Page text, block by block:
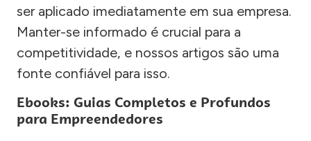
ser aplicado imediatamente em sua empresa.
Manter-se informado é crucial para a
competitividade, e nossos artigos são uma
fonte confiável para isso.
Ebooks: Guias Completos e Profundos
para Empreendedores